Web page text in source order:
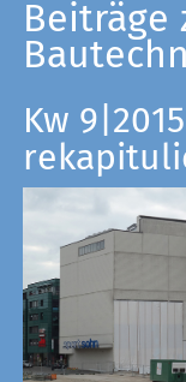
Beiträge
Kw